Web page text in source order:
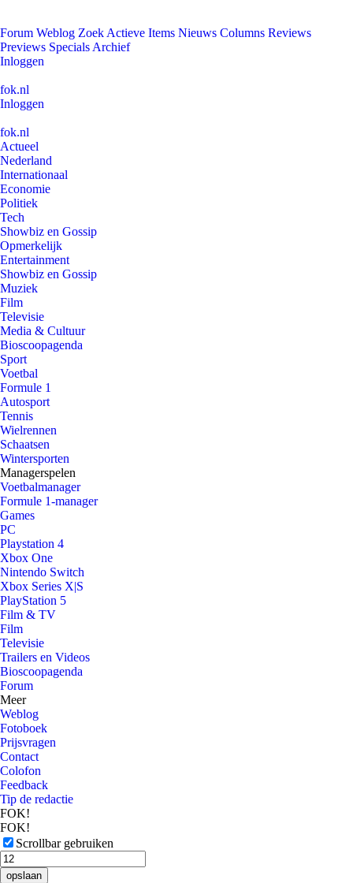
Forum Weblog Zoek Actieve Items Nieuws Columns Reviews
Previews Specials Archief
Inloggen
fok.nl
Inloggen
fok.nl
Actueel
Nederland
Internationaal
Economie
Politiek
Tech
Showbiz en Gossip
Opmerkelijk
Entertainment
Showbiz en Gossip
Muziek
Film
Televisie
Media & Cultuur
Bioscoopagenda
Sport
Voetbal
Formule 1
Autosport
Tennis
Wielrennen
Schaatsen
Wintersporten
Managerspelen
Voetbalmanager
Formule 1-manager
Games
PC
Playstation 4
Xbox One
Nintendo Switch
Xbox Series X|S
PlayStation 5
Film & TV
Film
Televisie
Trailers en Videos
Bioscoopagenda
Forum
Meer
Weblog
Fotoboek
Prijsvragen
Contact
Colofon
Feedback
Tip de redactie
FOK!
FOK!
Scrollbar gebruiken
opslaan